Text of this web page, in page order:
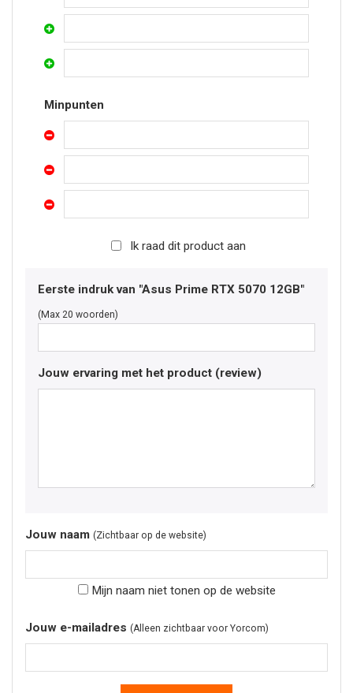
Minpunten
Ik raad dit product aan
Eerste indruk van "Asus Prime RTX 5070 12GB"
(Max 20 woorden)
Jouw ervaring met het product (review)
Jouw naam (Zichtbaar op de website)
Mijn naam niet tonen op de website
Jouw e-mailadres (Alleen zichtbaar voor Yorcom)